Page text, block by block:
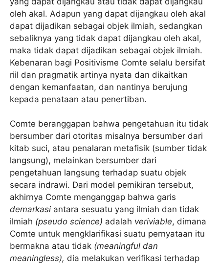
oleh akal. Adapun yang dapat dijangkau oleh akal
dapat dijadikan sebagai objek ilmiah, sedangkan
sebaliknya yang tidak dapat dijangkau oleh akal,
maka tidak dapat dijadikan sebagai objek ilmiah.
Kebenaran bagi Positivisme Comte selalu bersifat
riil dan pragmatik artinya nyata dan dikaitkan
dengan kemanfaatan, dan nantinya berujung
kepada penataan atau penertiban.
Comte beranggapan bahwa pengetahuan itu tidak
bersumber dari otoritas misalnya bersumber dari
kitab suci, atau penalaran metafisik (sumber tidak
langsung), melainkan bersumber dari
pengetahuan langsung terhadap suatu objek
secara indrawi. Dari model pemikiran tersebut,
akhirnya Comte menganggap bahwa garis
demarkasi antara sesuatu yang ilmiah dan tidak
ilmiah (pseudo science) adalah veriviable, dimana
Comte untuk mengklarifikasi suatu pernyataan itu
bermakna atau tidak (meaningful dan
meaningless), dia melakukan verifikasi terhadap